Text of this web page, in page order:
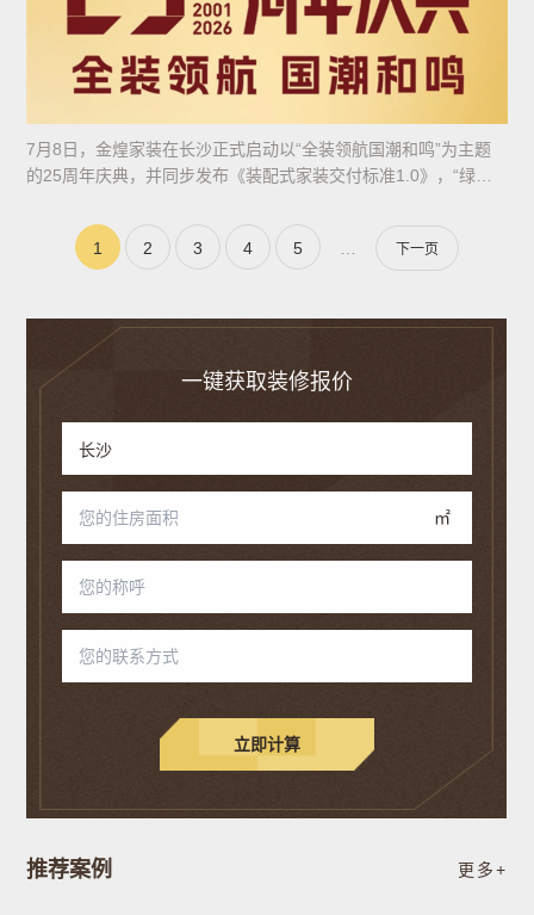
7月8日，金煌家装在长沙正式启动以“全装领航国潮和鸣”为主题
的25周年庆典，并同步发布《装配式家装交付标准1.0》，“绿色
1 2 3 4 5 … 下一页
一键获取装修报价
㎡
立即计算
推荐案例 更多+